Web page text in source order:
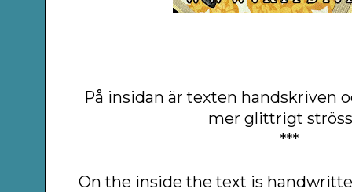
På insidan är texten handskriven
mer glittrigt
***
On the inside the text is